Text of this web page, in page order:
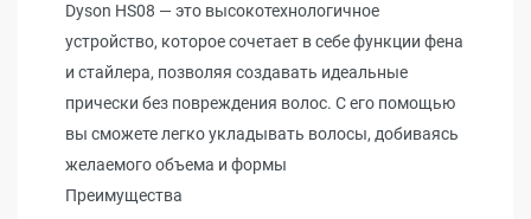
Dyson HS08 — это высокотехнологичное
устройство, которое сочетает в себе функции фена
и стайлера, позволяя создавать идеальные
прически без повреждения волос. С его помощью
вы сможете легко укладывать волосы, добиваясь
желаемого объема и формы
Преимущества